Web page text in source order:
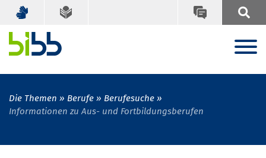
Die Themen Berufe
Berufesuche
Informationen zu Aus- und Fortbildungsberufen